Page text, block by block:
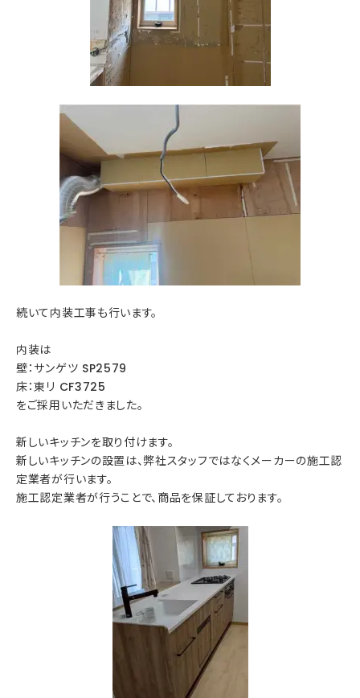
続いて内装工事も行います。
内装は
壁：サンゲツ SP2579
床：東リ CF3725
をご採用いただきました。
新しいキッチンを取り付けます。
新しいキッチンの設置は、弊社スタッフではなくメーカーの施工認
定業者が行います。
施工認定業者が行うことで、商品を保証しております。